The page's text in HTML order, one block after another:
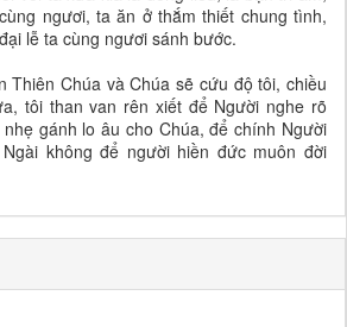
ngươi, ta ăn ở thắm thiết chung tình,
lễ ta cùng ngươi sánh bước.
Thiên Chúa và Chúa sẽ cứu độ tôi, chiều
tôi than van rên xiết để Người nghe rõ
gánh lo âu cho Chúa, để chính Người
không để người hiền đức muôn đời